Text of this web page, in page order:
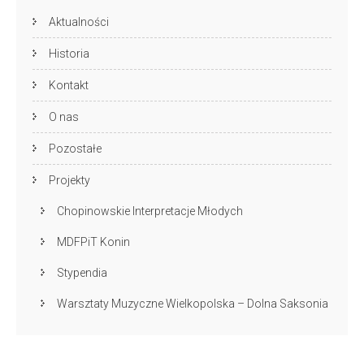
Aktualności
Historia
Kontakt
O nas
Pozostałe
Projekty
Chopinowskie Interpretacje Młodych
MDFPiT Konin
Stypendia
Warsztaty Muzyczne Wielkopolska – Dolna Saksonia